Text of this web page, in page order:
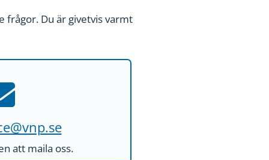
frågor. Du är givetvis varmt
att maila oss.